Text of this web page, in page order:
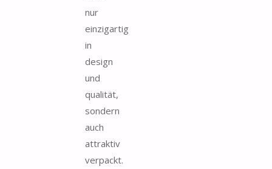
nur
einzigartig
in
design
und
qualität,
sondern
auch
attraktiv
verpackt.